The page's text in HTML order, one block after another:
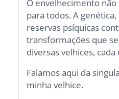
O envelhecimento
para todos. A
reservas psíquicas
transformações que
diversas velhices, cada
Falamos aqui da
minha velhice.